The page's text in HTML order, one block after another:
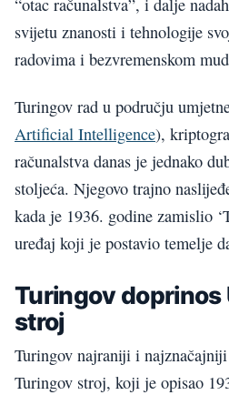
“otac računalstva”, i dalje
svijetu znanosti i tehnologije
radovima i bezvremenskom
Turingov rad u području
Artificial Intelligence),
računalstva danas je jednako
stoljeća. Njegovo trajno
kada je 1936. godine zamislio
uređaj koji je postavio temelje
Turingov doprinos
stroj
Turingov najraniji i
Turingov stroj, koji je opisao